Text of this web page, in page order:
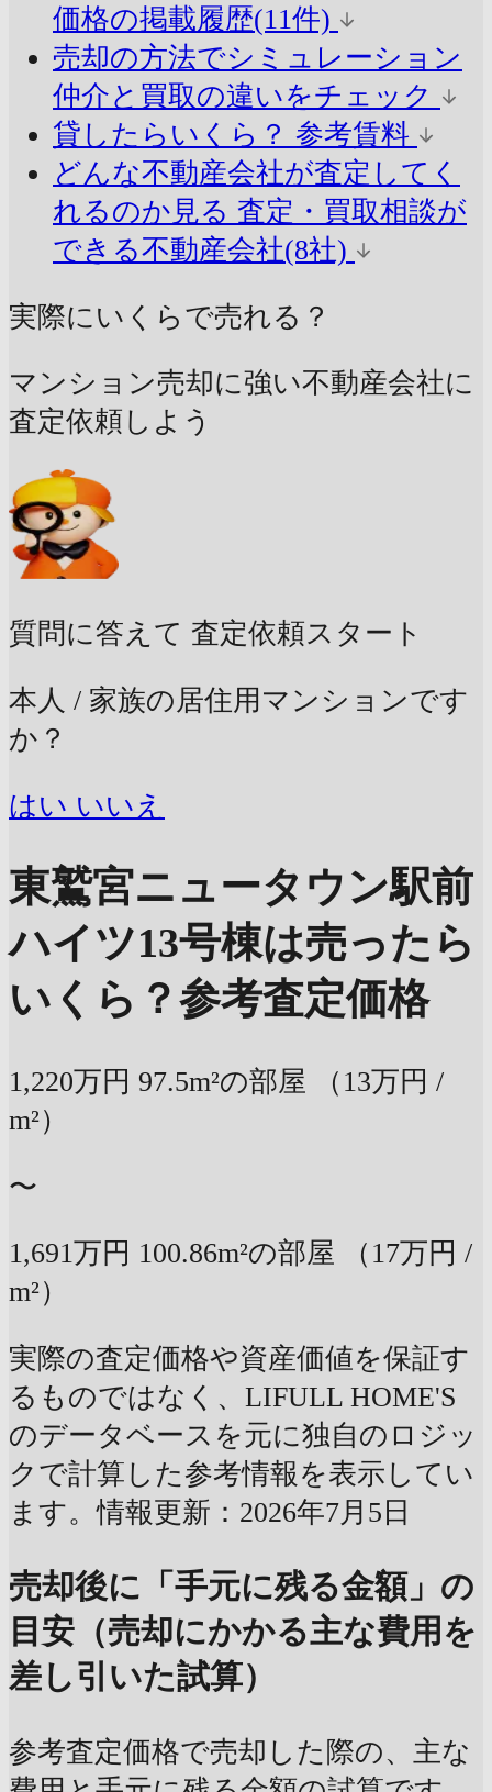
価格の掲載履歴(11件)
売却の方法でシミュレーション
仲介と買取の違いをチェック
貸したらいくら？ 参考賃料
どんな不動産会社が査定してく
れるのか見る 査定・買取相談が
できる不動産会社(8社)
実際にいくらで売れる？
マンション売却に強い不動産会社に
査定依頼しよう
質問に答えて 査定依頼スタート
本人 / 家族の居住用マンションです
か？
はい いいえ
東鷲宮ニュータウン駅前
ハイツ13号棟は売ったら
いくら？参考査定価格
1,220万円 97.5m²の部屋
（13万円 /
m²）
〜
1,691万円 100.86m²の部屋
（17万円 /
m²）
実際の査定価格や資産価値を保証す
るものではなく、LIFULL HOME'S
のデータベースを元に独自のロジッ
クで計算した参考情報を表示してい
ます。情報更新：2026年7月5日
売却後に「手元に残る金額」の
目安（売却にかかる主な費用を
差し引いた試算）
参考査定価格で売却した際の、主な